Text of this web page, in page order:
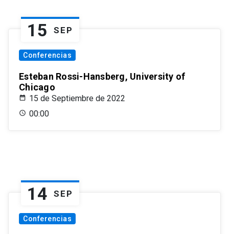
15 SEP
Conferencias
Esteban Rossi-Hansberg, University of
Chicago
15 de Septiembre de 2022
00:00
14 SEP
Conferencias